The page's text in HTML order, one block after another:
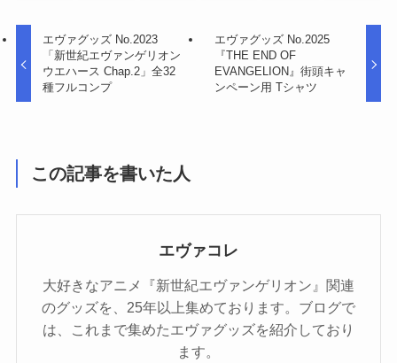
エヴァグッズ No.2023
「新世紀エヴァンゲリオン
ウエハース Chap.2」全32
種フルコンプ
エヴァグッズ No.2025
『THE END OF
EVANGELION』街頭キャ
ンペーン用 Tシャツ
この記事を書いた人
エヴァコレ
大好きなアニメ『新世紀エヴァンゲリオン』関連
のグッズを、25年以上集めております。ブログで
は、これまで集めたエヴァグッズを紹介しており
ます。